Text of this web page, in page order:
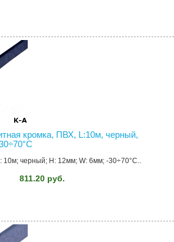
кромка, ПВХ, L:10м, черный,
черный; H: 12мм; W: 6мм; -30÷70°C..
811.20 руб.